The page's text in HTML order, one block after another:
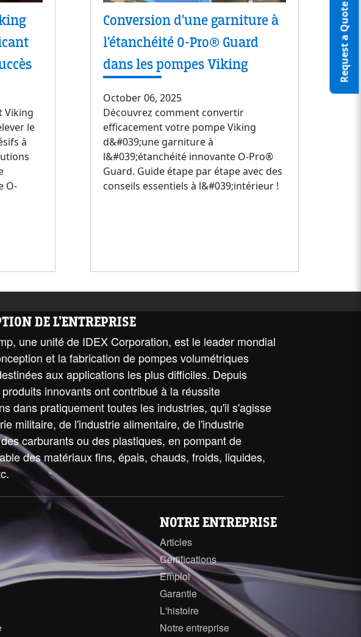
Request a Quote
Viking
le
à
O-
Conversion d'une garniture à
l'étanchéité O-Pro® Guard
dans les pompes Viking
October 06, 2025
Découvrez comment convertir
efficacement votre pompe Viking
d&#039;une garniture à
l&#039;étanchéité innovante O-Pro®
Guard. Guide étape par étape avec des
conseils essentiels à l&#039;intérieur !
DE L'ENTREPRISE
une unité de IDEX Corporation, est le leader mondial
et la fabrication de pompes volumétriques
aux applications les plus difficiles. Depuis
innovants ont contribué à la réussite
dans pratiquement toutes les industries, qu'il s'agisse
militaire, de l'industrie alimentaire, de l'industrie
carburants ou des plastiques, en pompant de
des matériaux fins, épais, chauds, froids, liquides,
NOTRE ENTREPRISE
Articles
Certifications
Emploi
Garantie
L'histoire
Notre entreprise